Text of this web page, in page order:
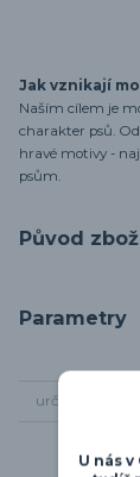
Jak vznikají
Naším cílem je
charakter psů.
hravé motivy -
psům.
Původ
Parametry
určení
U nás